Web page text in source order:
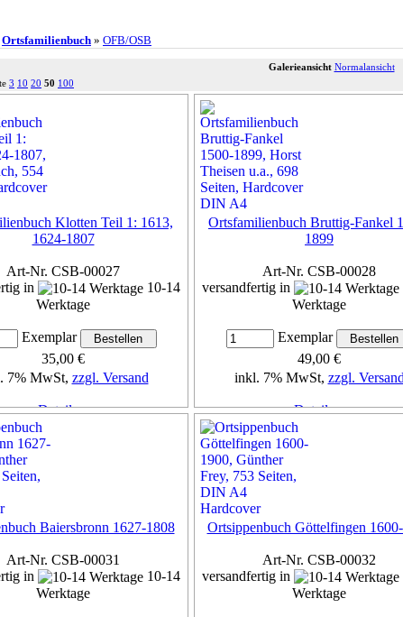
Ortsfamilienbuch » OFB/OSB
Galerieansicht Normalansicht
3 10 20 50 100
Klotten Teil 1: 1613,
1624-1807
Art-Nr. CSB-00027
in
10-14
Werktage
Exemplar
35,00 €
7% MwSt, zzgl. Versand
Details...
Ortsfamilienbuch Bruttig-Fankel
1899
Art-Nr. CSB-00028
versandfertig in
Werktage
Exemplar
49,00 €
inkl. 7% MwSt, zzgl. Versand
Details...
Baiersbronn 1627-1808
Art-Nr. CSB-00031
in
10-14
Werktage
Ortsippenbuch Göttelfingen
Art-Nr. CSB-00032
versandfertig in
Werktage